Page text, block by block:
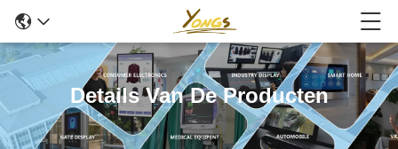
Details Van De Producten